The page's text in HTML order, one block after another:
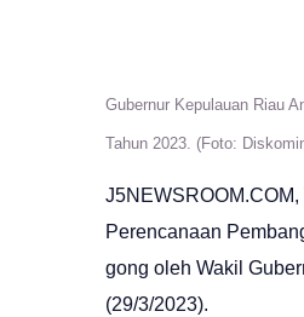
Gubernur Kepulauan Riau
Tahun 2023. (Foto:
J5NEWSROOM.COM,
Perencanaan
gong oleh Wakil
(29/3/2023).